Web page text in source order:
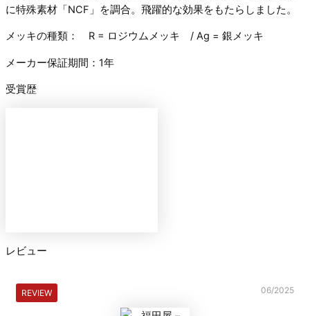
に特殊素材「NCF」を調合。飛躍的な効果をもたらしました。
メッキの種類： R = ロジウムメッキ / Ag = 銀メッキ
メーカー保証期間：1年
受賞歴
レビュー
REVIEW 06/2025